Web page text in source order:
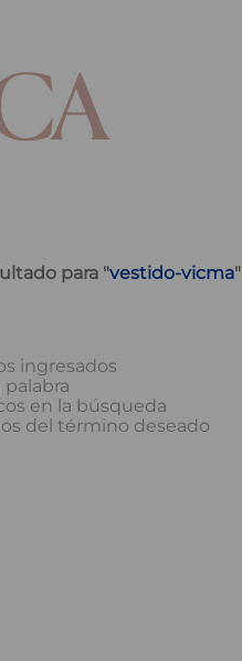
para "vestido-vicma"
ingresados
en la búsqueda
del término deseado